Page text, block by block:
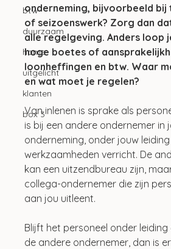
btw
duurzaam
home
uitgelicht
klanten
box 3
onderneming, bijvoorbeeld
of seizoenswerk? Zorg dan
alle regelgeving. Anders loop
hoge boetes of
loonheffingen en btw. Waar
en wat moet je regelen?
Van inlenen is sprake als
is bij een andere ondernemer in
onderneming, onder jouw
werkzaamheden verricht. De
kan een uitzendbureau zijn,
collega-ondernemer die zijn
aan jou uitleent.
Blijft het personeel onder
de andere ondernemer, dan is